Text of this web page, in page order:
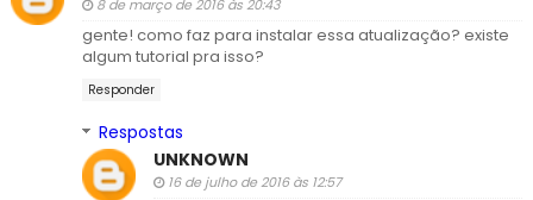
8 de março de 2016 às 20:43
gente! como faz para instalar essa atualização? existe
algum tutorial pra isso?
Responder
Respostas
UNKNOWN
16 de julho de 2016 às 12:57